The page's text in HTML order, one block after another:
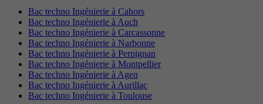
Bac techno Ingénierie à Cahors
Bac techno Ingénierie à Auch
Bac techno Ingénierie à Carcassonne
Bac techno Ingénierie à Narbonne
Bac techno Ingénierie à Perpignan
Bac techno Ingénierie à Montpellier
Bac techno Ingénierie à Agen
Bac techno Ingénierie à Aurillac
Bac techno Ingénierie à Toulouse